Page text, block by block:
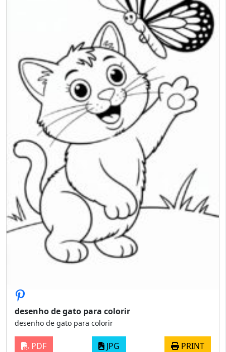
desenho de gato para colorir
desenho de gato para colorir
PDF JPG PRINT